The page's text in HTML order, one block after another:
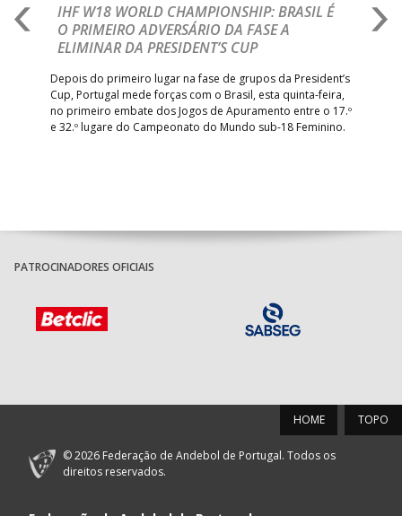
IHF W18 WORLD CHAMPIONSHIP: BRASIL É
O PRIMEIRO ADVERSÁRIO DA FASE A
ELIMINAR DA PRESIDENT’S CUP
Depois do primeiro lugar na fase de grupos da President’s
Cup, Portugal mede forças com o Brasil, esta quinta-feira,
no primeiro embate dos Jogos de Apuramento entre o 17.º
e 32.º lugare do Campeonato do Mundo sub-18 Feminino.
PATROCINADORES OFICIAIS
TOPO
HOME
© 2026 Federação de Andebol de Portugal. Todos os
direitos reservados.